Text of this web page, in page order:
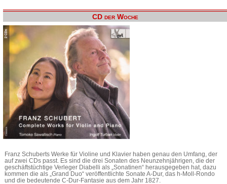
CD der Woche
Franz Schuberts Werke für Violine und Klavier haben genau den Umfang, der
auf zwei CDs passt. Es sind die drei Sonaten des Neunzehnjährigen, die der
geschäftstüchtige Verleger Diabelli als „Sonatinen“ herausgegeben hat, dazu
kommen die als „Grand Duo“ veröffentlichte Sonate A-Dur, das h-Moll-Rondo
und die bedeutende C-Dur-Fantasie aus dem Jahr 1827.